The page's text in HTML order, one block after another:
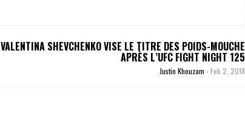
VALENTINA SHEVCHENKO VISE LE TITRE DES POIDS-MOUCHE
APRÈS L’UFC FIGHT NIGHT 125
Justin Khouzam - Feb 2, 2018